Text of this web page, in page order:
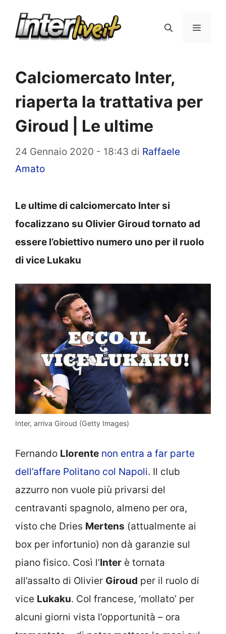
Menu
Calciomercato Inter,
riaperta la trattativa per
Giroud | Le ultime
24 Gennaio 2020 - 18:43 di Raffaele
Amato
Le ultime di calciomercato Inter si
focalizzano su Olivier Giroud tornato ad
essere l’obiettivo numero uno per il ruolo
di vice Lukaku
Inter, arriva Giroud (Getty Images)
Fernando Llorente non entra a far parte
dell’affare Politano col Napoli. Il club
azzurro non vuole più privarsi del
centravanti spagnolo, almeno per ora,
visto che Dries Mertens (attualmente ai
box per infortunio) non dà garanzie sul
piano fisico. Così l’Inter è tornata
all’assalto di Olivier Giroud per il ruolo di
vice Lukaku. Col francese, ‘mollato’ per
alcuni giorni vista l’opportunità – ora